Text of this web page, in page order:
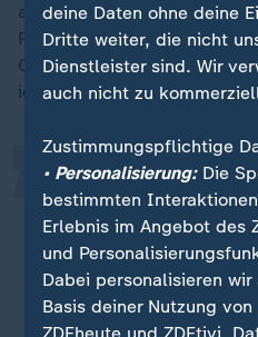
allerdings nicht mehr
Runde in der Dressur, ich
Gelände - ich hätte nicht
ich hatte eine super
Ich bin wirklich
zweiten Rang
Es war eine
„
Michael Jung
deine Daten ohne deine
Dritte weiter, die nicht
Dienstleister sind. Wir
auch nicht zu
Zustimmungspflichtige
• Personalisierung:Die
bestimmten
Erlebnis im Angebot des
und
Dabei personalisieren
Basis deiner Nutzung
ZDFheute und ZDFtivi.